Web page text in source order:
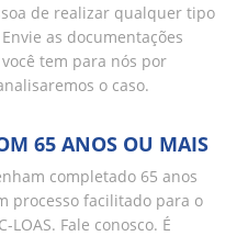
de realizar qualquer tipo
as documentações
tem para nós por
o caso.
65 ANOS OU MAIS
completado 65 anos
processo facilitado para o
LOAS. Fale conosco. É